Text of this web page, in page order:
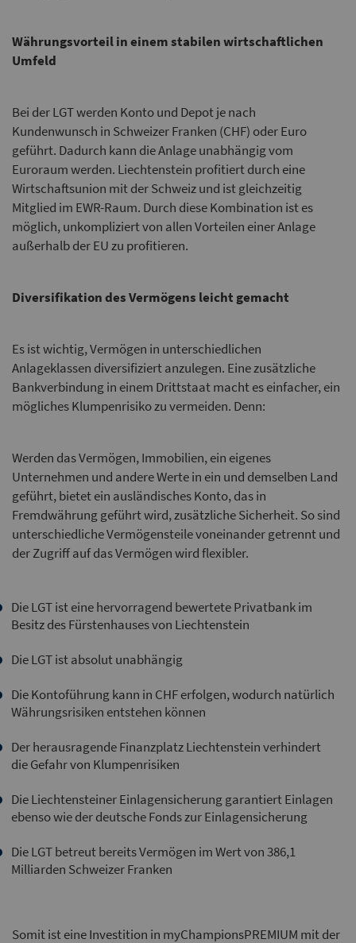
Währungsvorteil in einem stabilen wirtschaftlichen
Umfeld
Bei der LGT werden Konto und Depot je nach
Kundenwunsch in Schweizer Franken (CHF) oder Euro
geführt. Dadurch kann die Anlage unabhängig vom
Euroraum werden. Liechtenstein profitiert durch eine
Wirtschaftsunion mit der Schweiz und ist gleichzeitig
Mitglied im EWR-Raum. Durch diese Kombination ist es
möglich, unkompliziert von allen Vorteilen einer Anlage
außerhalb der EU zu profitieren.
Diversifikation des Vermögens leicht gemacht
Es ist wichtig, Vermögen in unterschiedlichen
Anlageklassen diversifiziert anzulegen. Eine zusätzliche
Bankverbindung in einem Drittstaat macht es einfacher, ein
mögliches Klumpenrisiko zu vermeiden. Denn:
Werden das Vermögen, Immobilien, ein eigenes
Unternehmen und andere Werte in ein und demselben Land
geführt, bietet ein ausländisches Konto, das in
Fremdwährung geführt wird, zusätzliche Sicherheit. So sind
unterschiedliche Vermögensteile voneinander getrennt und
der Zugriff auf das Vermögen wird flexibler.
Die LGT ist eine hervorragend bewertete Privatbank im
Besitz des Fürstenhauses von Liechtenstein
Die LGT ist absolut unabhängig
Die Kontoführung kann in CHF erfolgen, wodurch natürlich
Währungsrisiken entstehen können
Der herausragende Finanzplatz Liechtenstein verhindert
die Gefahr von Klumpenrisiken
Die Liechtensteiner Einlagensicherung garantiert Einlagen
ebenso wie der deutsche Fonds zur Einlagensicherung
Die LGT betreut bereits Vermögen im Wert von 386,1
Milliarden Schweizer Franken
Somit ist eine Investition in myChampionsPREMIUM mit der